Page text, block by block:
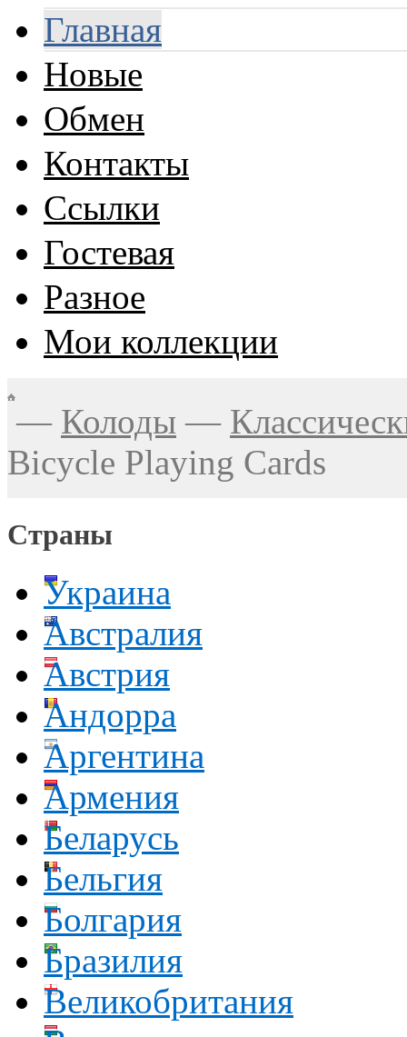
Главная
Новые
Обмен
Контакты
Ссылки
Гостевая
Разное
Мои коллекции
— Колоды —
Bicycle Playing Cards
Страны
Украина
Австралия
Австрия
Андорра
Аргентина
Армения
Беларусь
Бельгия
Болгария
Бразилия
Великобритания